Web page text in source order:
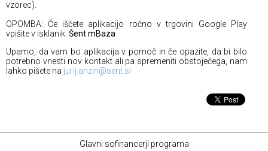
vzorec).
OPOMBA: Če iščete aplikacijo ročno v trgovini Google Play
vpišite v isklanik: Šent mBaza
Upamo, da vam bo aplikacija v pomoč in če opazite, da bi bilo
potrebno vnesti nov kontakt ali pa spremeniti obstoječega, nam
lahko pišete na jurij.anzin@sent.si
Glavni sofinancerji programa